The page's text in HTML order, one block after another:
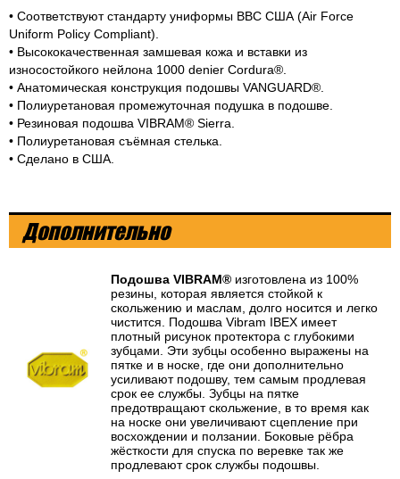
• Соответствуют стандарту униформы ВВС США (Air Force
Uniform Policy Compliant).
• Высококачественная замшевая кожа и вставки из
износостойкого нейлона 1000 denier Cordura®.
• Анатомическая конструкция подошвы VANGUARD®.
• Полиуретановая промежуточная подушка в подошве.
• Резиновая подошва VIBRAM® Sierra.
• Полиуретановая съёмная стелька.
• Сделано в США.
Дополнительно
Подошва VIBRAM® изготовлена из 100%
резины, которая является стойкой к
скольжению и маслам, долго носится и легко
чистится. Подошва Vibram IBEX имеет
плотный рисунок протектора с глубокими
зубцами. Эти зубцы особенно выражены на
пятке и в носке, где они дополнительно
усиливают подошву, тем самым продлевая
срок ее службы. Зубцы на пятке
предотвращают скольжение, в то время как
на носке они увеличивают сцепление при
восхождении и ползании. Боковые рёбра
жёсткости для спуска по веревке так же
продлевают срок службы подошвы.